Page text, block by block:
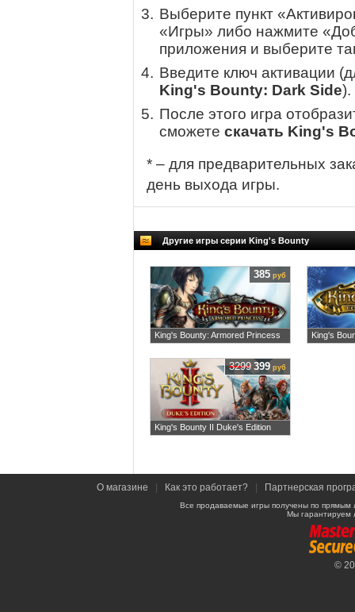
Выберите пункт
«Игры» либо нажмите
приложения и выберите
Введите ключ активации
King's Bounty: Dark Side).
После этого игра
сможете скачать King's
* – для предварительных
день выхода игры.
Другие игры серии King's Bounty
King's Bounty: Armored Princess
385 руб
King's
King's Bounty II Duke's Edition
3299 399 руб
О магазине Как это работает? Партнерская
Все продаваемые игры получены по
Мы гарантируем
©